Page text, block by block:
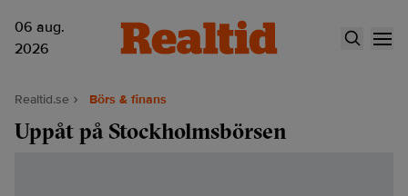
06 aug.
2026
Realtid.se Börs & finans
Uppåt på Stockholmsbörsen